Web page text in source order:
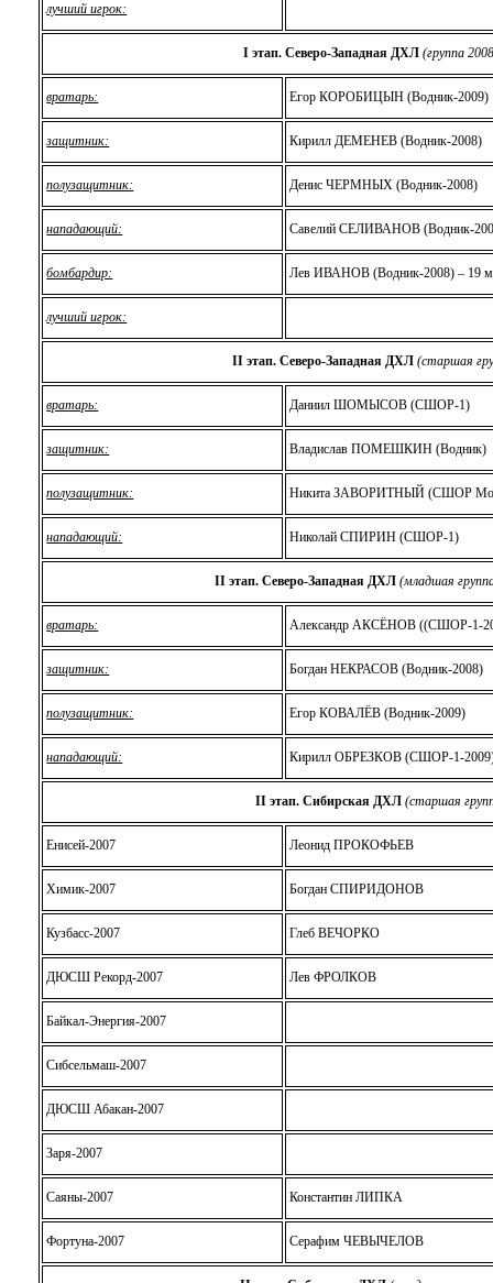
лучший игрок:
I этап. Северо-Западная ДХЛ (группа
вратарь: Егор КОРОБИЦЫН (Водник-2009)
защитник: Кирилл ДЕМЕНЕВ (Водник-2008)
полузащитник: Денис ЧЕРМНЫХ (Водник-2008)
нападающий: Савелий СЕЛИВАНОВ (Водник-
бомбардир: Лев ИВАНОВ (Водник-2008) – 19
лучший игрок:
II этап. Северо-Западная ДХЛ (старшая
вратарь: Даниил ШОМЫСОВ (СШОР-1)
защитник: Владислав ПОМЕШКИН (Водник)
полузащитник: Никита ЗАВОРИТНЫЙ (СШОР
нападающий: Николай СПИРИН(СШОР-1)
II этап. Северо-Западная ДХЛ (младшая
вратарь: Александр АКСЁНОВ ((СШОР-1-
защитник: Богдан НЕКРАСОВ (Водник-2008)
полузащитник: Егор КОВАЛЁВ (Водник-2009)
нападающий: Кирилл ОБРЕЗКОВ (СШОР-1-
II этап. Сибирская ДХЛ (старшая
Енисей-2007 Леонид ПРОКОФЬЕВ
Химик-2007 Богдан СПИРИДОНОВ
Кузбасс-2007 Глеб ВЕЧОРКО
ДЮСШ Рекорд-2007 Лев ФРОЛКОВ
Байкал-Энергия-2007
Сибсельмаш-2007
ДЮСШ Абакан-2007
Заря-2007
Саяны-2007 Константин ЛИПКА
Фортуна-2007 Серафим ЧЕВЫЧЕЛОВ